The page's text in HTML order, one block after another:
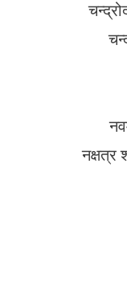
नक्षत्र